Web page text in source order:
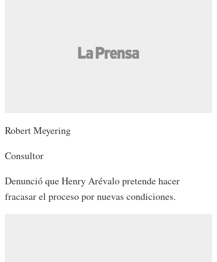
Robert Meyering
Consultor
Denunció que Henry Arévalo pretende hacer
fracasar el proceso por nuevas condiciones.